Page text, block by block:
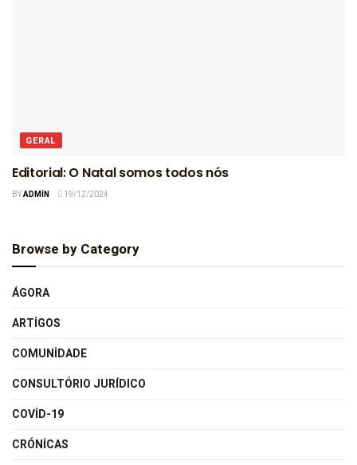
GERAL
Editorial: O Natal somos todos nós
BYADMIN 19/12/2024
Browse by Category
ÁGORA
ARTIGOS
COMUNIDADE
CONSULTÓRIO JURÍDICO
COVID-19
CRÓNICAS